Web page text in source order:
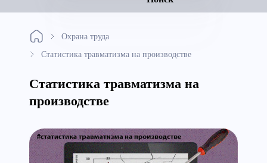
Охрана труда
Статистика травматизма на производстве
Статистика травматизма на
производстве